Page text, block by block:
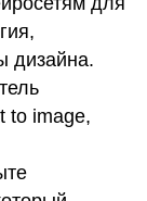
дизайна.
to image,